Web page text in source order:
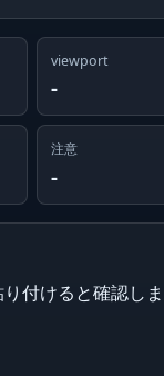
viewport
-
注意
-
付けると確認しま